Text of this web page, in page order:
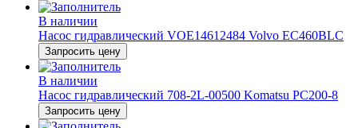
В наличии
Насос гидравлический VOE14612484 Volvo EC460BLC
Запросить цену
В наличии
Насос гидравлический 708-2L-00500 Komatsu PC200-8
Запросить цену